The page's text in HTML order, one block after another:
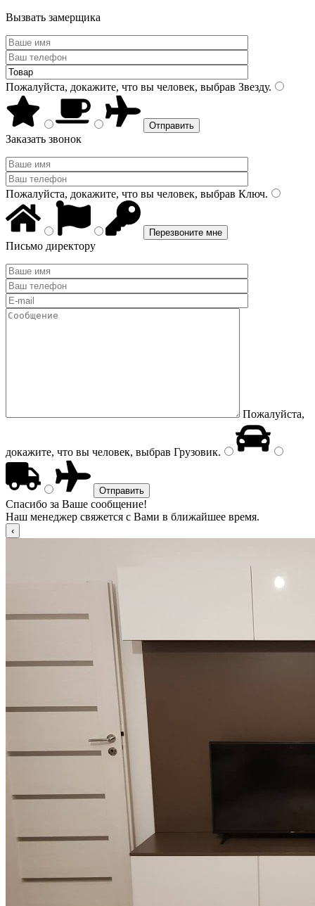
Вызвать замерщика
Пожалуйста, докажите, что вы человек, выбрав Звезду.
Заказать звонок
Пожалуйста, докажите, что вы человек, выбрав Ключ.
Письмо директору
Пожалуйста,
докажите, что вы человек, выбрав Грузовик.
Спасибо за Ваше сообщение!
Наш менеджер свяжется с Вами в ближайшее время.